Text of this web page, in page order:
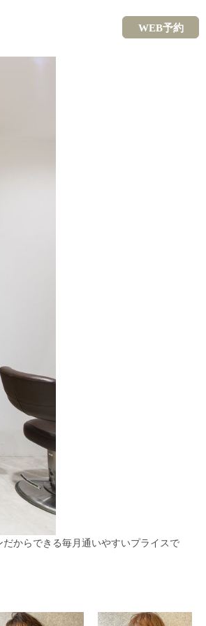
WEB予約
からできる毎月通いやすいプライスで